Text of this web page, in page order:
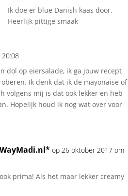
Ik doe er blue Danish kaas door.
Heerlijk pittige smaak
dol op eiersalade, ik ga jouw recept
Ik denk dat ik de mayonaise of
volgens mij is dat ook lekker en heb
Hopelijk houd ik nog wat over voor
op 26 oktober 2017 om
prima! Als het maar lekker creamy